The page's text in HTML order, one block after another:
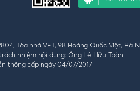
Tòa nhà VET, 98 Hoàng Quốc Việt, Hà
nhiệm nội dung: Ông Lê Hữu Toàn
thông cấp ngày 04/07/2017